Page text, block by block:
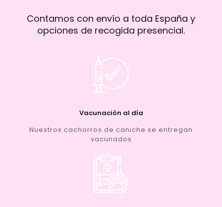
Contamos con envío a toda España y
opciones de recogida presencial.
Vacunación al día
Nuestros cachorros de caniche se entregan
vacunados